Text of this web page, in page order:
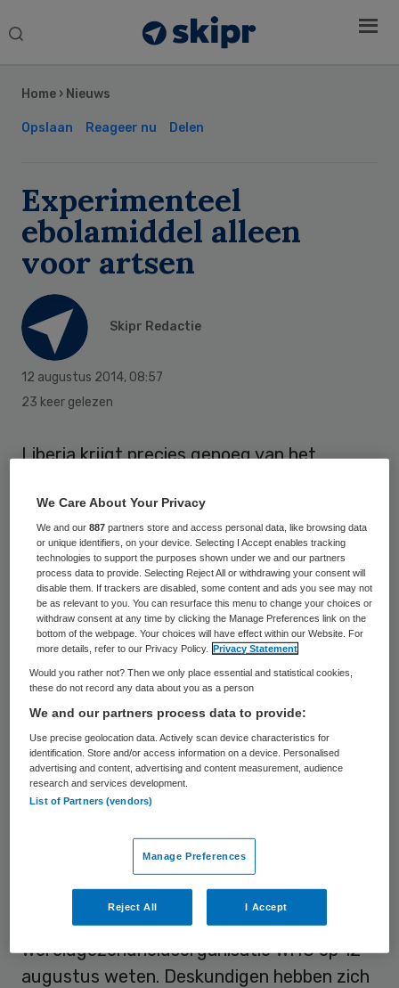
Search
Home › Nieuws
Opslaan Reageer nu Delen
Experimenteel
ebolamiddel alleen
voor artsen
Skipr Redactie
12 augustus 2014, 08:57
23 keer gelezen
Liberia krijgt precies genoeg van het
twee geïnfecteerde artsen te behandelen.
Dat zei minister van Informatie Lewis
Brown dinsdag.
De Verenigde Staten sturen het medicijn
ZMapp deze week naar Liberia. Het door
het ebolavirus getroffen land heeft daarom
gevraagd. De zieke artsen hebben
schriftelijk toestemming gegeven voor hun
behandeling, liet de minister van het West-
Afrikaanse land weten.
Het aanbieden van experimentele
medicijnen tegen ebola is ethisch
verantwoord, liet de
Wereldgezondheidsorganisatie WHO op 12
augustus weten. Deskundigen hebben zich
Sidebar
We Care About Your Privacy
We and our887 partners store and access personal data, like browsing data
or unique identifiers, on your device. Selecting I Accept enables tracking
technologies to support the purposes shown under we and our partners
process data to provide. Selecting Reject All or withdrawing your consent will
disable them. If trackers are disabled, some content and ads you see may not
be as relevant to you. You can resurface this menu to change your choices or
withdraw consent at any time by clicking the Manage Preferences link on the
bottom of the webpage. Your choices will have effect within our Website. For
more details, refer to our Privacy Policy.
Privacy Statement
Would you rather not? Then we only place essential and statistical cookies,
these do not record any data about you as a person
We and our partners process data to provide:
Use precise geolocation data. Actively scan device characteristics for
identification. Store and/or access information on a device. Personalised
advertising and content, advertising and content measurement, audience
research and services development.
List of Partners (vendors)
Manage Preferences
Reject All I Accept